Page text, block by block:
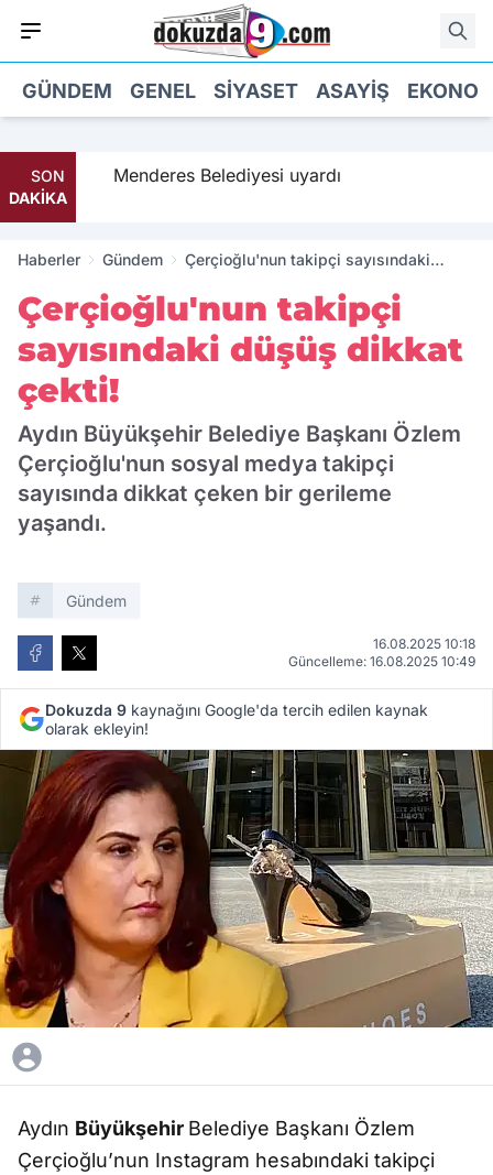
GÜNDEM GENEL SIYASET ASAYIŞ
SON
DAKİKA
geldi Menderes Belediyesi uyardı
Haberler Gündem
Çerçioğlu'nun takipçi sayısındaki
Çerçioğlu'nun takipçi
sayısındaki düşüş dikkat
çekti!
Aydın Büyükşehir Belediye Başkanı Özlem
Çerçioğlu'nun sosyal medya takipçi
sayısında dikkat çeken bir gerileme
yaşandı.
Gündem
16.08.2025 10:18
Güncelleme: 16.08.2025 10:49
Dokuzda 9 kaynağını Google'da tercih edilen kaynak
olarak ekleyin!
Aydın Büyükşehir Belediye Başkanı Özlem
Çerçioğlu’nun Instagram hesabındaki takipçi